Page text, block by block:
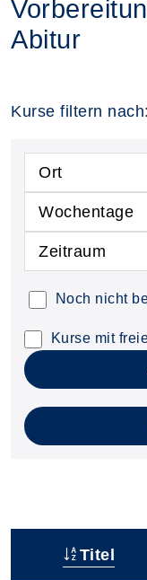
Abitur
Kurse filtern nach:
Ort
Wochentage
Zeitraum
Noch nicht
Kurse mit
Titel